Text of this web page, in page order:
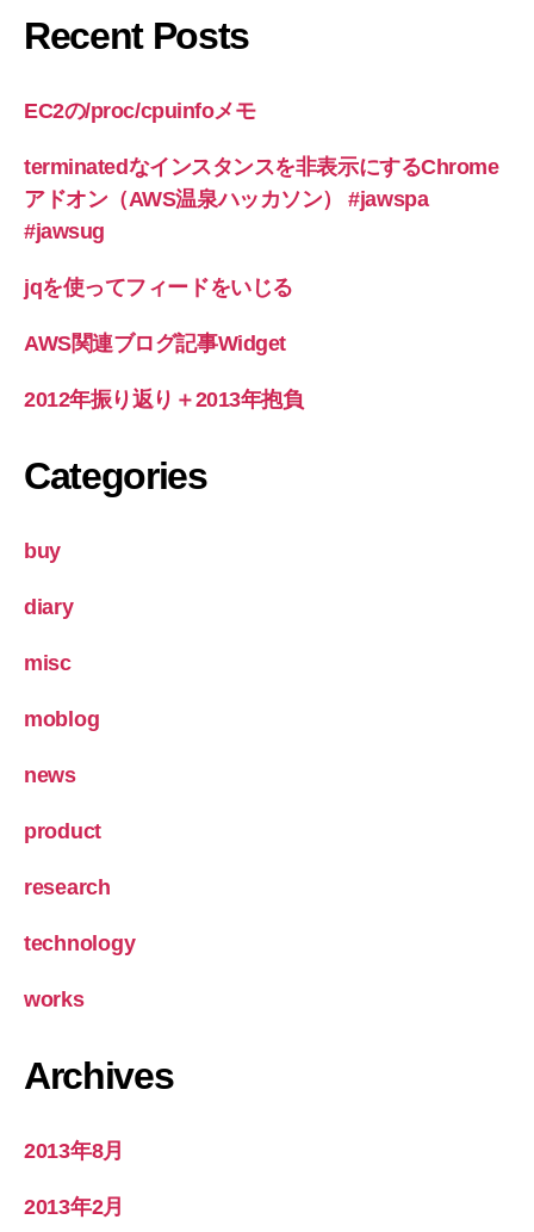
Recent Posts
EC2の/proc/cpuinfoメモ
terminatedなインスタンスを非表示にするChrome
アドオン（AWS温泉ハッカソン） #jawspa
#jawsug
jqを使ってフィードをいじる
AWS関連ブログ記事Widget
2012年振り返り＋2013年抱負
Categories
buy
diary
misc
moblog
news
product
research
technology
works
Archives
2013年8月
2013年2月